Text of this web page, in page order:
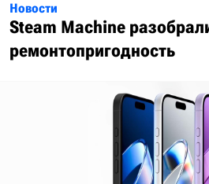
Новости
Steam Machine
ремонтопригодность